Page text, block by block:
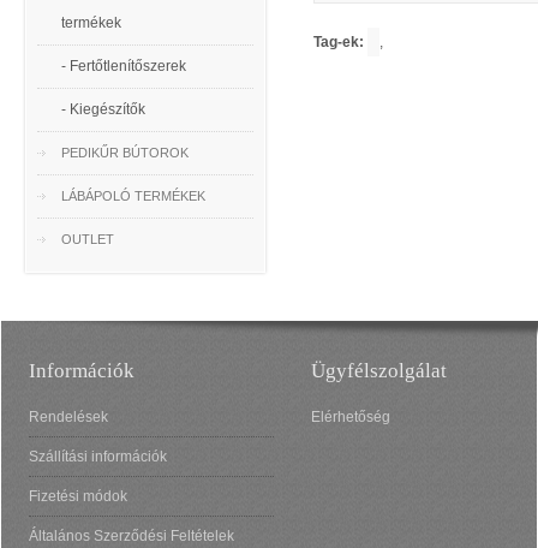
termékek
- Fertőtlenítőszerek
- Kiegészítők
PEDIKŰR BÚTOROK
LÁBÁPOLÓ TERMÉKEK
OUTLET
Tag-ek: ,
Információk
Rendelések
Szállítási információk
Fizetési módok
Általános Szerződési Feltételek
Ügyfélszolgálat
Elérhetőség